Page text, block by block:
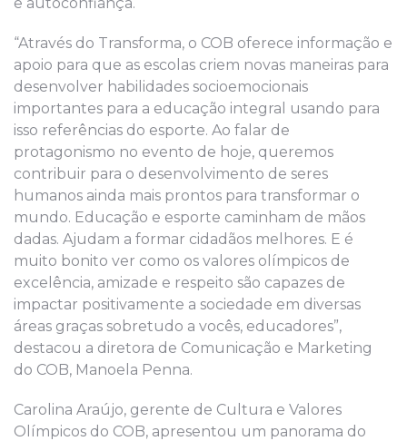
“Através do Transforma, o COB oferece informação e
apoio para que as escolas criem novas maneiras para
desenvolver habilidades socioemocionais
importantes para a educação integral usando para
isso referências do esporte. Ao falar de
protagonismo no evento de hoje, queremos
contribuir para o desenvolvimento de seres
humanos ainda mais prontos para transformar o
mundo. Educação e esporte caminham de mãos
dadas. Ajudam a formar cidadãos melhores. E é
muito bonito ver como os valores olímpicos de
excelência, amizade e respeito são capazes de
impactar positivamente a sociedade em diversas
áreas graças sobretudo a vocês, educadores”,
destacou a diretora de Comunicação e Marketing
do COB, Manoela Penna.
Carolina Araújo, gerente de Cultura e Valores
Olímpicos do COB, apresentou um panorama do